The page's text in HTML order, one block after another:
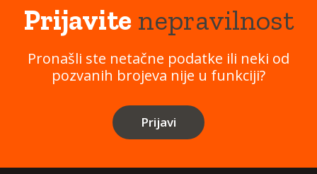
Prijavitenepravilnost
Pronašli ste netačne podatke ili neki od
pozvanih brojeva nije u funkciji?
Prijavi